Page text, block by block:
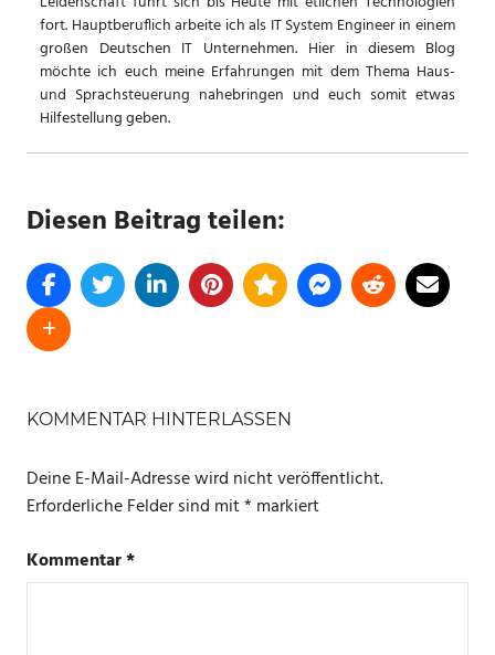
fort. Hauptberuflich arbeite ich als IT System Engineer in einem
großen Deutschen IT Unternehmen. Hier in diesem Blog
möchte ich euch meine Erfahrungen mit dem Thema Haus-
und Sprachsteuerung nahebringen und euch somit etwas
Hilfestellung geben.
Diesen Beitrag teilen:
PRIME
KOMMENTAR HINTERLASSEN
Deine E-Mail-Adresse wird nicht veröffentlicht.
Erforderliche Felder sind mit* markiert
Kommentar*